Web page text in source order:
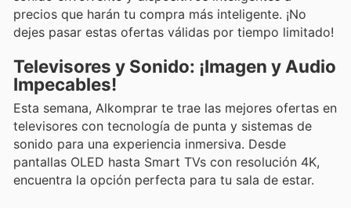
precios que harán tu compra más inteligente. ¡No
dejes pasar estas ofertas válidas por tiempo limitado!
Televisores y Sonido: ¡Imagen y Audio
Impecables!
Esta semana, Alkomprar te trae las mejores ofertas en
televisores con tecnología de punta y sistemas de
sonido para una experiencia inmersiva. Desde
pantallas OLED hasta Smart TVs con resolución 4K,
encuentra la opción perfecta para tu sala de estar.